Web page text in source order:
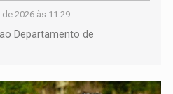
2026 às 11:29
Departamento de